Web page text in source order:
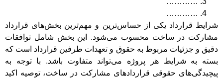
…………
شرایط قرارداد یکی از حساس‌ترین و مهم‌ترین بخش‌های قرارداد
مشارکت در ساخت محسوب می‌شود. این بخش شامل توافقات
دقیق و جزئیات مربوط به حقوق و تعهدات طرفین قرارداد است که
بسته به شرایط هر پروژه می‌تواند متفاوت باشد. با توجه به
پیچیدگی‌های حقوقی قراردادهای مشارکت در ساخت، توصیه اکید